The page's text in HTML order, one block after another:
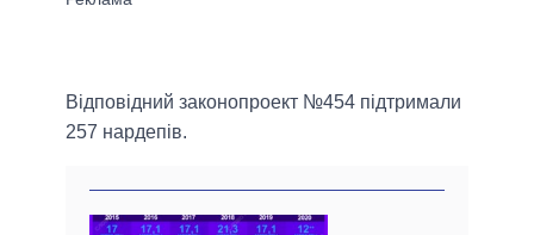
Відповідний законопроект №454 підтримали
257 нардепів.